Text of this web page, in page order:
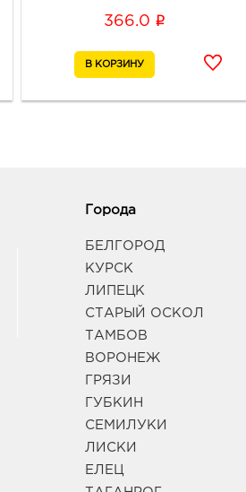
ул
Ростов-
руб.
344010,
366.0 i
Города
БЕЛГОРОД
КУРСК
ЛИПЕЦК
СТАРЫЙ ОСКОЛ
ТАМБОВ
ВОРОНЕЖ
ГРЯЗИ
ГУБКИН
СЕМИЛУКИ
ЛИСКИ
ЕЛЕЦ